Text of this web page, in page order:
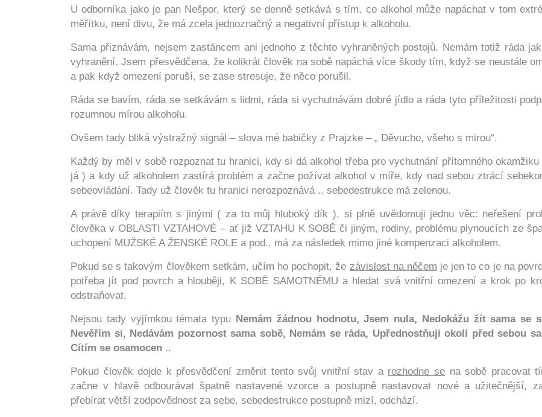
U odborníka jako je pan Nešpor, který se denně setkává s tím, co alkohol může napáchat v tom
měřítku, není divu, že má zcela jednoznačný a negativní přístup k alkoholu.
Sama přiznávám, nejsem zastáncem ani jednoho z těchto vyhraněných postojů. Nemám totiž ráda
vyhranění. Jsem přesvědčena, že kolikrát člověk na sobě napáchá více škody tím, když se neustále
a pak když omezení poruší, se zase stresuje, že něco porušil.
Ráda se bavím, ráda se setkávám s lidmi, ráda si vychutnávám dobré jídlo a ráda tyto příležitosti
rozumnou mírou alkoholu.
Ovšem tady bliká výstražný signál – slova mé babičky z Prajzke – „ Děvucho, všeho s mirou“.
Každý by měl v sobě rozpoznat tu hranici, kdy si dá alkohol třeba pro vychutnání přítomného
já ) a kdy už alkoholem zastírá problém a začne požívat alkohol v míře, kdy nad sebou ztrácí
sebeovládání. Tady už člověk tu hranici nerozpoznává .. sebedestrukce má zelenou.
A právě díky terapiím s jinými ( za to můj hluboký dík ), si plně uvědomuji jednu věc: neřešení
člověka v OBLASTI VZTAHOVÉ – ať již VZTAHU K SOBĚ či jiným, rodiny, problému plynoucích ze
uchopení MUŽSKÉ A ŽENSKÉ ROLE a pod., má za následek mimo jiné kompenzaci alkoholem.
Pokud se s takovým člověkem setkám, učím ho pochopit, že závislost na něčem je jen to co je na
potřeba jít pod povrch a hlouběji, K SOBĚ SAMOTNÉMU a hledat svá vnitřní omezení a krok po
odstraňovat.
Nejsou tady vyjímkou témata typu Nemám žádnou hodnotu, Jsem nula, Nedokážu žít sama se
Nevěřím si, Nedávám pozornost sama sobě, Nemám se ráda, Upřednostňuji okolí před sebou
Cítím se osamocen ..
Pokud člověk dojde k přesvědčení změnit tento svůj vnitřní stav a rozhodne se na sobě pracovat
začne v hlavě odbourávat špatně nastavené vzorce a postupně nastavovat nové a užitečnější,
přebírat větší zodpovědnost za sebe, sebedestrukce postupně mizí, odchází.